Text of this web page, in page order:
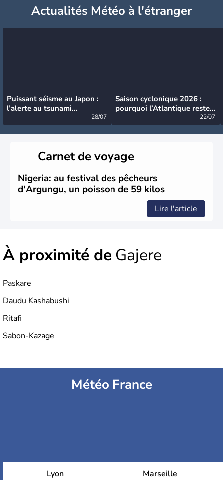
Actualités Météo à l'étranger
Puissant séisme au Japon :
l’alerte au tsunami
28/07
Saison cyclonique 2026 :
pourquoi l’Atlantique reste
22/07
Carnet de voyage
Nigeria: au festival des pêcheurs
d'Argungu, un poisson de 59 kilos
Lire l'article
À proximité de Gajere
Paskare
Daudu Kashabushi
Ritafi
Sabon-Kazage
Météo France
Lyon Marseille